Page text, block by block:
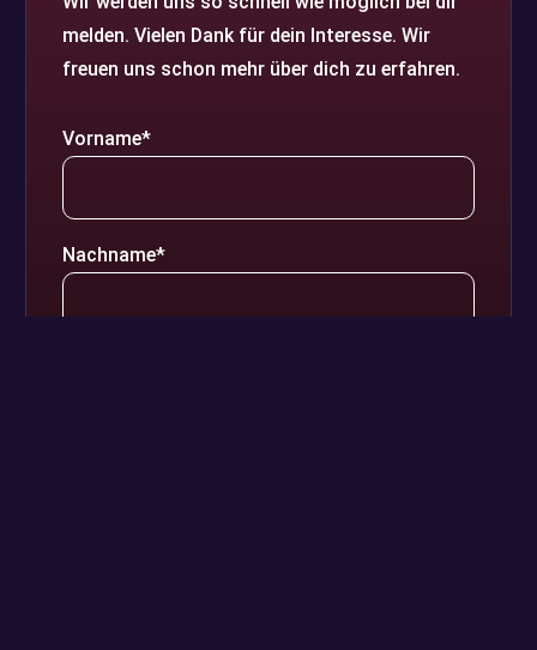
melden. Vielen Dank für dein Interesse. Wir
freuen uns schon mehr über dich zu erfahren.
Vorname*
Nachname*